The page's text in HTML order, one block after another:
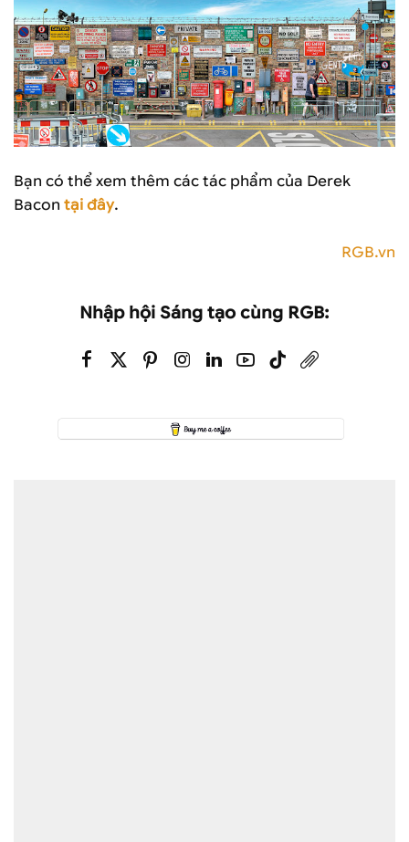
Bạn có thể xem thêm các tác phẩm của Derek
Bacon tại đây.
RGB.vn
Nhập hội Sáng tạo cùng RGB: